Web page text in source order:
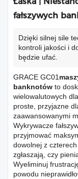
fałszywych
Dzięki silnej sile
kontroli jakości i
będzie ufać.
GRACE GC01
banknotów to
wielowalutowych
proste, przyjazne
zaawansowanymi
Wykrywacze
przyjmować
dowolnej z
zgłaszają, czy
Wyeliminuj
powodu